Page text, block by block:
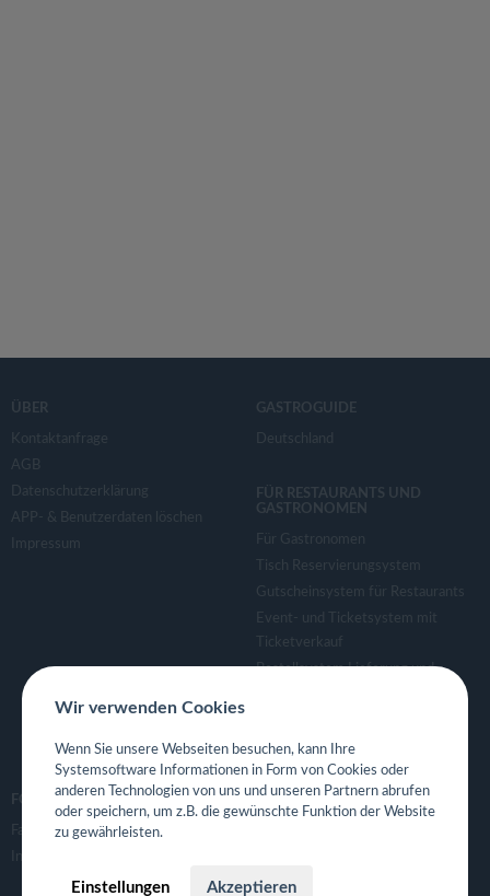
ÜBER
Kontaktanfrage
AGB
Datenschutzerklärung
APP- & Benutzerdaten löschen
Impressum
GASTROGUIDE
Deutschland
FÜR RESTAURANTS UND
GASTRONOMEN
Für Gastronomen
Tisch Reservierungsystem
Gutscheinsystem für Restaurants
Event- und Ticketsystem mit
Ticketverkauf
Bestellsystem Lieferung und
Eigene App für Restaurant
FOLGE UNS
Facebook
Instagram
Wir verwenden Cookies
Wenn Sie unsere Webseiten besuchen, kann Ihre
Systemsoftware Informationen in Form von Cookies oder
anderen Technologien von uns und unseren Partnern abrufen
oder speichern, um z.B. die gewünschte Funktion der Website
zu gewährleisten.
Einstellungen Akzeptieren